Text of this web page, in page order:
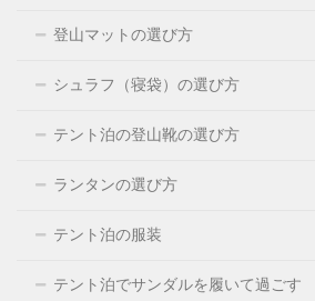
登山マットの選び方
シュラフ（寝袋）の選び方
テント泊の登山靴の選び方
ランタンの選び方
テント泊の服装
テント泊でサンダルを履いて過ごす